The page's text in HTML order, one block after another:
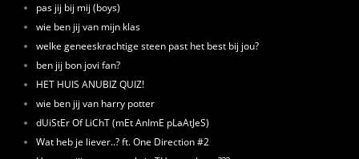
pas jij bij mij (boys)
wie ben jij van mijn klas
welke geneeskrachtige steen past het best bij jou?
ben jij bon jovi fan?
HET HUIS ANUBIZ QUIZ!
wie ben jij van harry potter
dUiStEr Of LiChT (mEt AnImE pLaAtJeS)
Wat heb je liever..? ft. One Direction #2